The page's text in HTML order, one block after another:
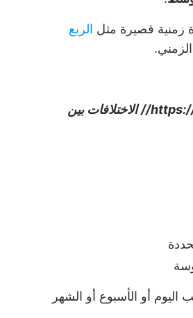
زمنية قصيرة مثل الربع
الاختلافات بين
أو الأسبوع أو الشهر